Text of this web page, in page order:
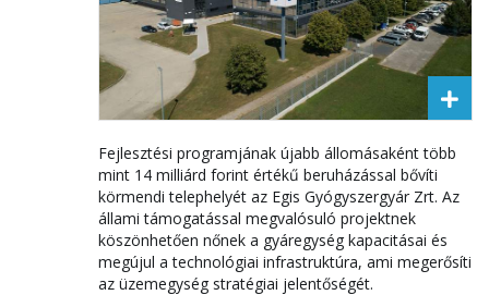
Fejlesztési programjának újabb állomásaként több
mint 14 milliárd forint értékű beruházással bővíti
körmendi telephelyét az Egis Gyógyszergyár Zrt. Az
állami támogatással megvalósuló projektnek
köszönhetően nőnek a gyáregység kapacitásai és
megújul a technológiai infrastruktúra, ami megerősíti
az üzemegység stratégiai jelentőségét.